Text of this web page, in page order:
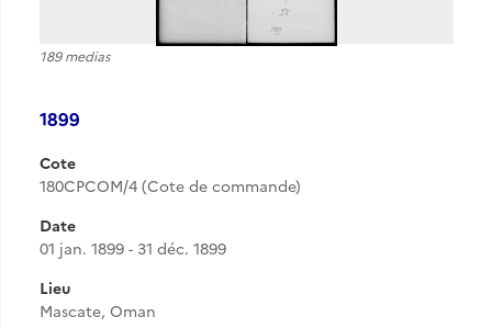
189 medias
1899
Cote
180CPCOM/4 (Cote de commande)
Date
01 jan. 1899 - 31 déc. 1899
Lieu
Mascate, Oman